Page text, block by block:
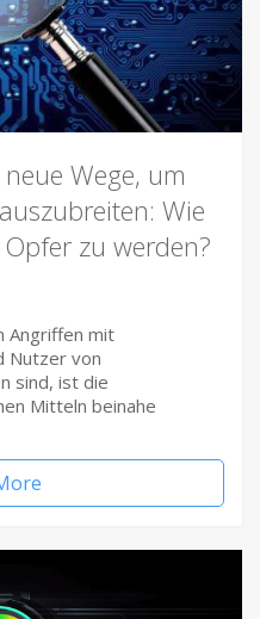
Wege, um
Wie
zu werden?
Angriffen mit
Nutzer von
sind, ist die
Mitteln beinahe